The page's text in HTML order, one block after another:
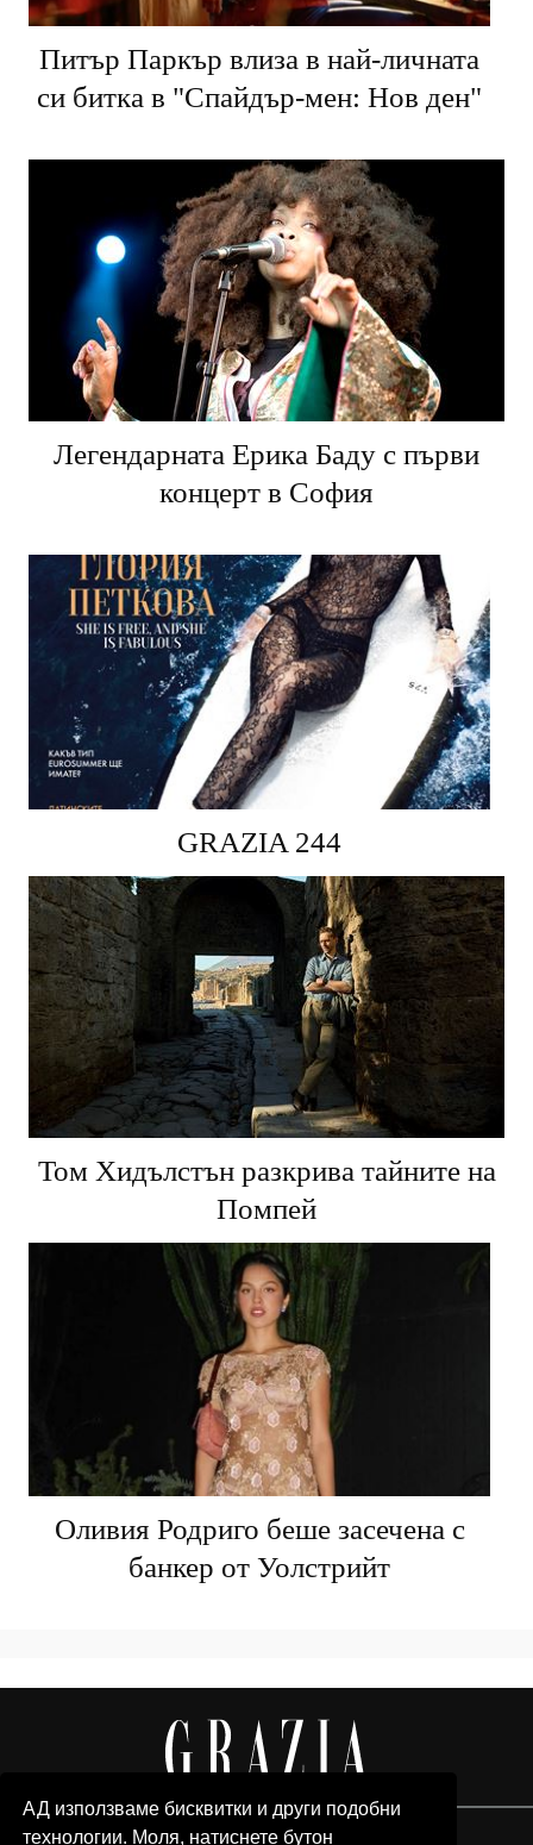
АД използваме бисквитки и други подобни
технологии. Моля, натиснете бутон
Питър Паркър влиза в най-личната
си битка в "Спайдър-мен: Нов ден"
Легендарната Ерика Баду с първи
концерт в София
GRAZIA 244
Том Хидълстън разкрива тайните на
Помпей
Оливия Родриго беше засечена с
банкер от Уолстрийт